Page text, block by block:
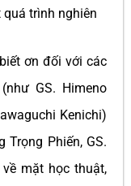
trình nghiên
ơn đối với các
GS. Himeno
Kenichi)
Trọng Phiến, GS.
mặt học thuật,